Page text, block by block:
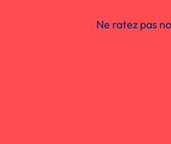
Ne ratez pas